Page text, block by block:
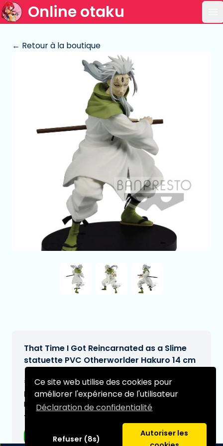
Ce site web utilise des cookies pour
améliorer l'expérience de l'utilisateur
Déclaration de confidentialité
Refuser (8s)
Autoriser les
Online otaku
← Retour à la boutique
That Time I Got Reincarnated as a Slime
statuette PVC Otherworlder Hakuro 14 cm
€27,95 [Sous réserve de modifications]
Date de livraison prévue:
N/A
Type:
Figurines d'anime